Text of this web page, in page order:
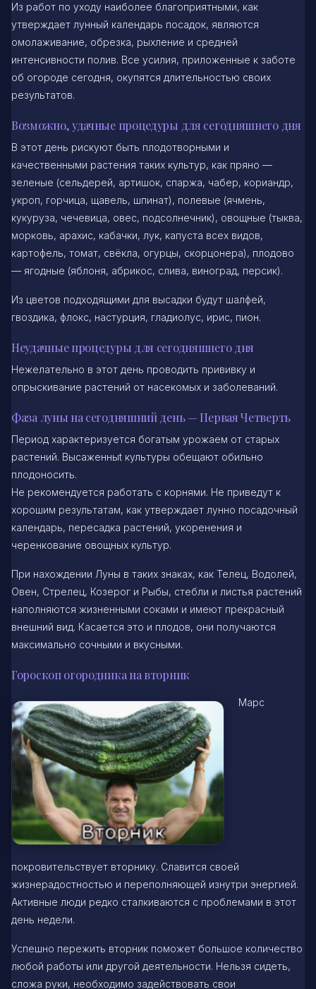
Из работ по уходу наиболее благоприятными, как
утверждает лунный календарь посадок, являются
омолаживание, обрезка, рыхление и средней
интенсивности полив. Все усилия, приложенные к заботе
об огороде сегодня, окупятся длительностью своих
результатов.
Возможно, удачные процедуры для сегодняшнего дня
В этот день рискуют быть плодотворными и
качественными растения таких культур, как пряно —
зеленые (сельдерей, артишок, спаржа, чабер, кориандр,
укроп, горчица, щавель, шпинат), полевые (ячмень,
кукуруза, чечевица, овес, подсолнечник), овощные (тыква,
морковь, арахис, кабачки, лук, капуста всех видов,
картофель, томат, свёкла, огурцы, скорцонера), плодово
— ягодные (яблоня, абрикос, слива, виноград, персик).
Из цветов подходящими для высадки будут шалфей,
гвоздика, флокс, настурция, гладиолус, ирис, пион.
Неудачные процедуры для сегодняшнего дня
Нежелательно в этот день проводить прививку и
опрыскивание растений от насекомых и заболеваний.
Фаза луны на сегодняшний день — Первая Четверть
Период характеризуется богатым урожаем от старых
растений. Высаженныt культуры обещают обильно
плодоносить.
Не рекомендуется работать с корнями. Не приведут к
хорошим результатам, как утверждает лунно посадочный
календарь, пересадка растений, укоренения и
черенкование овощных культур.
При нахождении Луны в таких знаках, как Телец, Водолей,
Овен, Стрелец, Козерог и Рыбы, стебли и листья растений
наполняются жизненными соками и имеют прекрасный
внешний вид. Касается это и плодов, они получаются
максимально сочными и вкусными.
Гороскоп огородника на вторник
Марс
покровительствует вторнику. Славится своей
жизнерадостностью и переполняющей изнутри энергией.
Активные люди редко сталкиваются с проблемами в этот
день недели.
Успешно пережить вторник поможет большое количество
любой работы или другой деятельности. Нельзя сидеть,
сложа руки, необходимо задействовать свои